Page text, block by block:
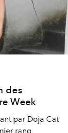
des
Week
par Doja Cat
rang